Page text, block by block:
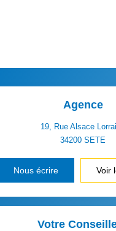
Agence
19, Rue Alsace
34200SETE
Nous écrire Voir
Votre